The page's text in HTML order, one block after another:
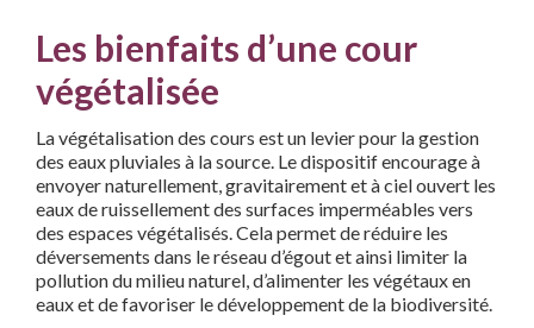
Les bienfaits d’une cour
végétalisée
La végétalisation des cours est un levier pour la gestion
des eaux pluviales à la source. Le dispositif encourage à
envoyer naturellement, gravitairement et à ciel ouvert les
eaux de ruissellement des surfaces imperméables vers
des espaces végétalisés. Cela permet de réduire les
déversements dans le réseau d’égout et ainsi limiter la
pollution du milieu naturel, d’alimenter les végétaux en
eaux et de favoriser le développement de la biodiversité.